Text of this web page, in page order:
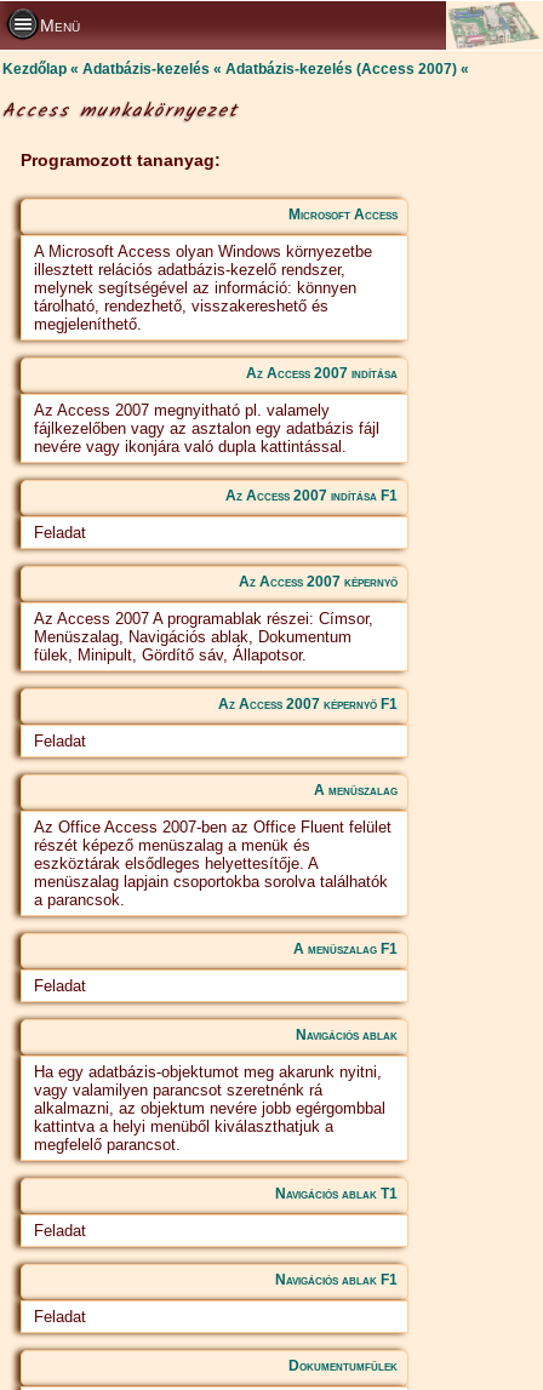
Menü
Kezdőlap Adatbázis-kezelés Adatbázis-kezelés (Access 2007)
Access munkakörnyezet
Programozott tananyag:
Microsoft Access
A Microsoft Access olyan Windows környezetbe
illesztett relációs adatbázis-kezelő rendszer,
melynek segítségével az információ: könnyen
tárolható, rendezhető, visszakereshető és
megjeleníthető.
Az Access 2007 indítása
Az Access 2007 megnyitható pl. valamely
fájlkezelőben vagy az asztalon egy adatbázis fájl
nevére vagy ikonjára való dupla kattintással.
Az Access 2007 indítása F1
Feladat
Az Access 2007 képernyő
Az Access 2007 A programablak részei: Címsor,
Menüszalag, Navigációs ablak, Dokumentum
fülek, Minipult, Gördítő sáv, Állapotsor.
Az Access 2007 képernyő F1
Feladat
A menüszalag
Az Office Access 2007-ben az Office Fluent felület
részét képező menüszalag a menük és
eszköztárak elsődleges helyettesítője. A
menüszalag lapjain csoportokba sorolva találhatók
a parancsok.
A menüszalag F1
Feladat
Navigációs ablak
Ha egy adatbázis-objektumot meg akarunk nyitni,
vagy valamilyen parancsot szeretnénk rá
alkalmazni, az objektum nevére jobb egérgombbal
kattintva a helyi menüből kiválaszthatjuk a
megfelelő parancsot.
Navigációs ablak T1
Feladat
Navigációs ablak F1
Feladat
Dokumentumfülek